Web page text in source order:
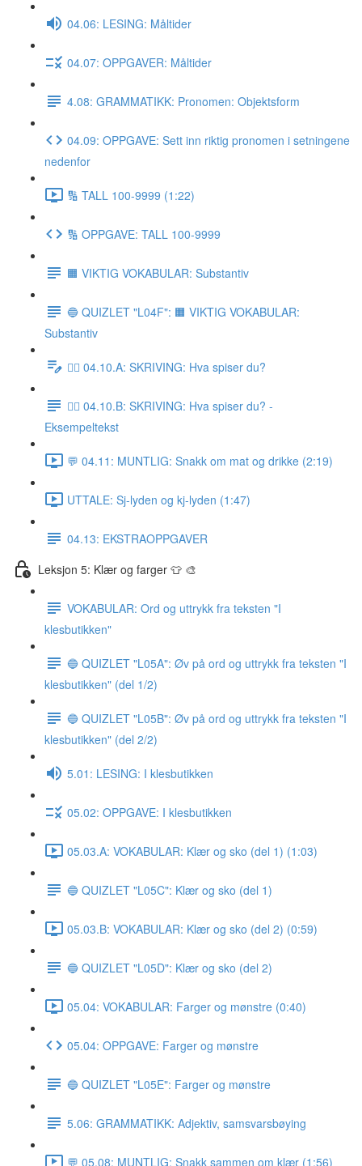
04.06: LESING: Måltider
04.07: OPPGAVER: Måltider
4.08: GRAMMATIKK: Pronomen: Objektsform
04.09: OPPGAVE: Sett inn riktig pronomen i setningene
nedenfor
🔢 TALL 100-9999 (1:22)
🔢 OPPGAVE: TALL 100-9999
🟧 VIKTIG VOKABULAR: Substantiv
🔵 QUIZLET "L04F": 🟧 VIKTIG VOKABULAR:
Substantiv
✍🏼 04.10.A: SKRIVING: Hva spiser du?
✍🏼 04.10.B: SKRIVING: Hva spiser du? -
Eksempeltekst
💬 04.11: MUNTLIG: Snakk om mat og drikke (2:19)
UTTALE: Sj-lyden og kj-lyden (1:47)
04.13: EKSTRAOPPGAVER
Leksjon 5: Klær og farger 👕 🎨
VOKABULAR: Ord og uttrykk fra teksten "I
klesbutikken"
🔵 QUIZLET "L05A": Øv på ord og uttrykk fra teksten "I
klesbutikken" (del 1/2)
🔵 QUIZLET "L05B": Øv på ord og uttrykk fra teksten "I
klesbutikken" (del 2/2)
5.01: LESING: I klesbutikken
05.02: OPPGAVE: I klesbutikken
05.03.A: VOKABULAR: Klær og sko (del 1) (1:03)
🔵 QUIZLET "L05C": Klær og sko (del 1)
05.03.B: VOKABULAR: Klær og sko (del 2) (0:59)
🔵 QUIZLET "L05D": Klær og sko (del 2)
05.04: VOKABULAR: Farger og mønstre (0:40)
05.04: OPPGAVE: Farger og mønstre
🔵 QUIZLET "L05E": Farger og mønstre
5.06: GRAMMATIKK: Adjektiv, samsvarsbøying
💬 05.08: MUNTLIG: Snakk sammen om klær (1:56)